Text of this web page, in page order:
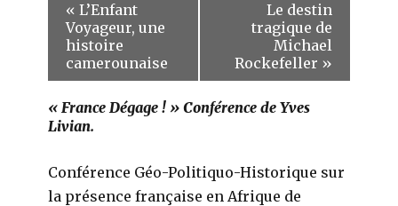
« L’Enfant
Voyageur, une
histoire
camerounaise
Le destin
tragique de
Michael
Rockefeller »
« France Dégage ! » Conférence de Yves
Livian.
Conférence Géo-Politiquo-Historique sur
la présence française en Afrique de